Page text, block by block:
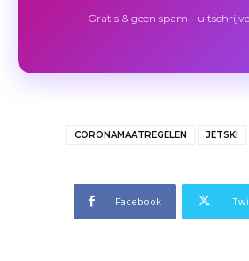
Gratis & geen spam -
CORONAMAATREGELEN JETSKI
Facebook